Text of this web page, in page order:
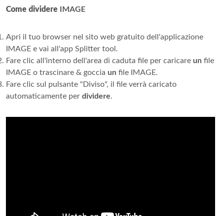
Come dividere IMAGE
Apri il tuo browser nel sito web gratuito dell'applicazione
IMAGE e vai all'app Splitter tool.
Fare clic all'interno dell'area di caduta file per caricare un file
IMAGE o trascinare & goccia un file IMAGE.
Fare clic sul pulsante "Diviso", il file verrà caricato
automaticamente per dividere.